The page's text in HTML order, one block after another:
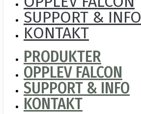
SUPPORT & INFO
KONTAKT
PRODUKTER
OPPLEV FALCON
SUPPORT & INFO
KONTAKT